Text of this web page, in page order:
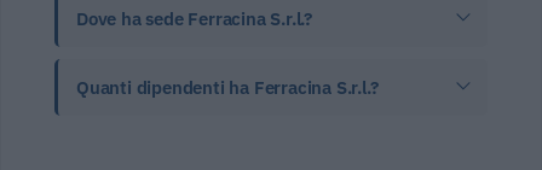
Dove ha sede Ferracina S.r.l.?
Quanti dipendenti ha Ferracina S.r.l.?